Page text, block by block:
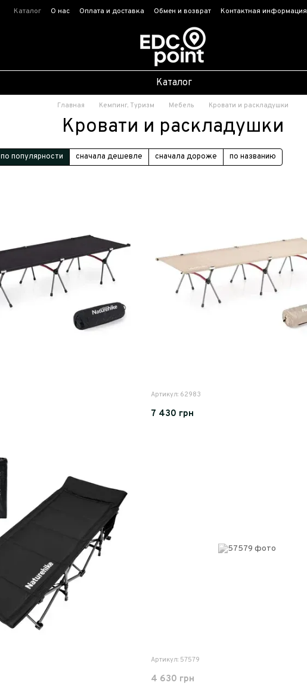
Каталог О нас Оплата и доставка Обмен и возврат Контактная информация
Каталог
Главная Кемпинг, Туризм Мебель Кровати и раскладушки
Кровати и раскладушки
по популярности сначала дешевле сначала дороже по названию
Артикул: 62983
7 430 грн
Артикул: 57579
4 630 грн